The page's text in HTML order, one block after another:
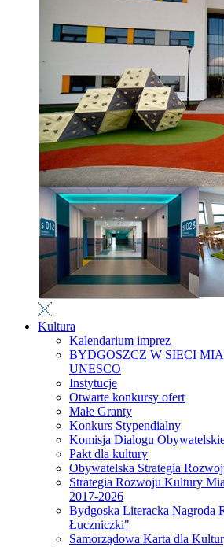
Kultura
Kalendarium imprez
BYDGOSZCZ W SIECI
UNESCO
Instytucje
Otwarte konkursy ofert
Małe Granty
Konkurs Stypendialny
Komisja Dialogu
Pakt dla kultury
Obywatelska Strategia
Strategia Rozwoju Kultury
2017-2026
Bydgoska Literacka Nagroda
Łuczniczki"
Samorządowa Karta dla